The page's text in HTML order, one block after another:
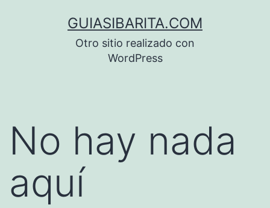
GUIASIBARITA.COM
Otro sitio realizado con
WordPress
No hay nada
aquí